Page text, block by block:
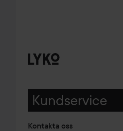
Kundservice
Kontakta oss